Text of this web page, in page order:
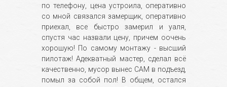
по телефону, цена устроила, оперативно
со мной связался замерщик, оперативно
приехал, все быстро замерил и уаля,
спустя час назвали цену, причем оочень
хорошую! По самому монтажу - высший
пилотаж! Адекватный мастер, сделал всё
качественно, мусор вынес САМ в подъезд,
помыл за собой пол! В общем, остался